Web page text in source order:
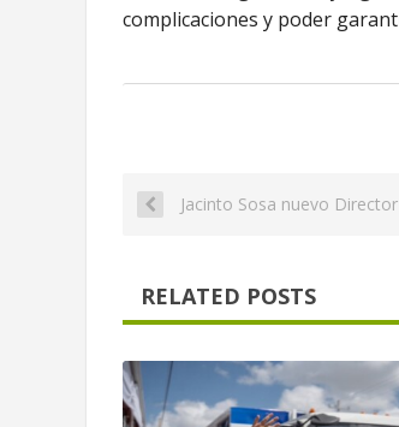
complicaciones y poder
Jacinto Sosa nuevo
RELATED POSTS